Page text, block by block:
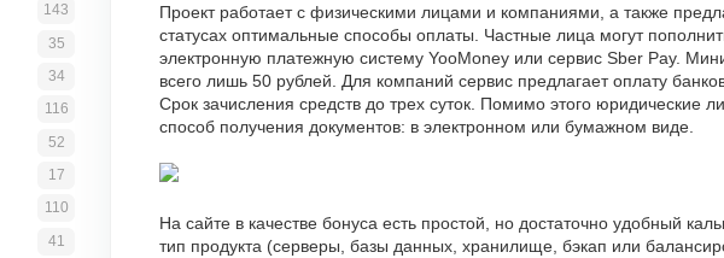
Проект работает с физическими лицами и компаниями, а также
статусах оптимальные способы оплаты. Частные лица могут
электронную платежную систему YooMoney или сервис Sber Pay.
всего лишь 50 рублей. Для компаний сервис предлагает оплату
Срок зачисления средств до трех суток. Помимо этого юридические
способ получения документов: в электронном или бумажном виде.
На сайте в качестве бонуса есть простой, но достаточно удобный
тип продукта (серверы, базы данных, хранилище, бэкап или
143
35
34
116
52
17
110
41